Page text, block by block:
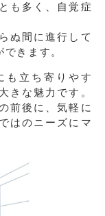
も多く、自覚症
ぬ間に進行して
きます。
も立ち寄りやす
きな魅力です。
前後に、気軽に
はのニーズにマ